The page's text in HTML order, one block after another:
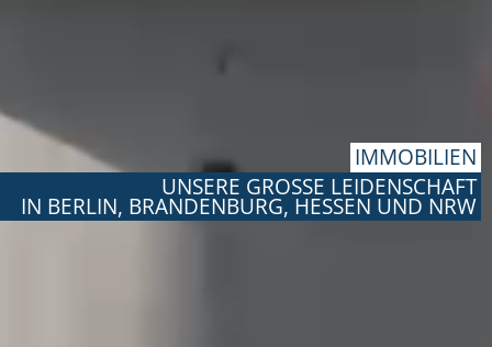
IMMOBILIEN
UNSERE GROSSE LEIDENSCHAFT
IN BERLIN, BRANDENBURG, HESSEN UND NRW